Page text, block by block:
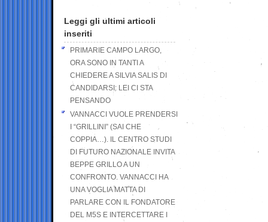
Leggi gli ultimi articoli
inseriti
PRIMARIE CAMPO LARGO,
ORA SONO IN TANTI A
CHIEDERE A SILVIA SALIS DI
CANDIDARSI: LEI CI STA
PENSANDO
VANNACCI VUOLE PRENDERSI
I “GRILLINI” (SAI CHE
COPPIA…). IL CENTRO STUDI
DI FUTURO NAZIONALE INVITA
BEPPE GRILLO A UN
CONFRONTO. VANNACCI HA
UNA VOGLIA MATTA DI
PARLARE CON IL FONDATORE
DEL M5S E INTERCETTARE I